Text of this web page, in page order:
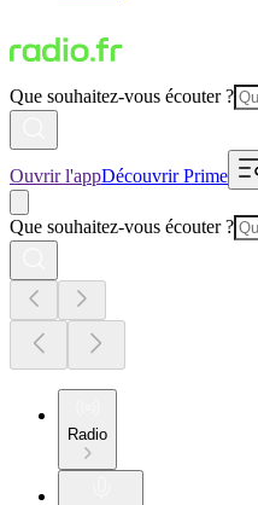
Que souhaitez-vous écouter ?
Ouvrir l'appDécouvrir Prime
Que souhaitez-vous écouter ?
Radio